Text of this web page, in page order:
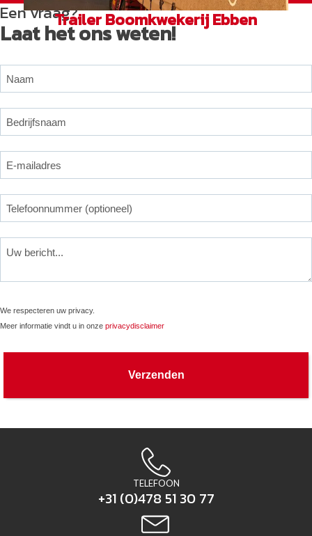
Trailer Boomkwekerij Ebben
Een vraag?
Laat het ons weten!
Verzenden
We respecteren uw privacy.
Meer informatie vindt u in onze privacydisclaimer
TELEFOON
+31 (0)478 51 30 77